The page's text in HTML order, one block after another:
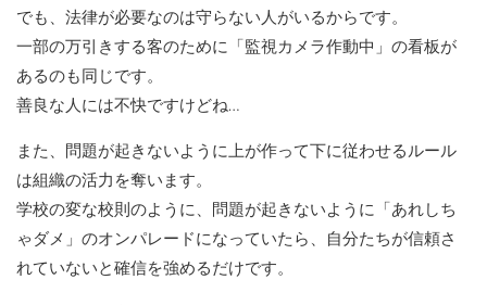
でも、法律が必要なのは守らない人がいるからです。
一部の万引きする客のために「監視カメラ作動中」の看板が
あるのも同じです。
善良な人には不快ですけどね…
また、問題が起きないように上が作って下に従わせるルール
は組織の活力を奪います。
学校の変な校則のように、問題が起きないように「あれしち
ゃダメ」のオンパレードになっていたら、自分たちが信頼さ
れていないと確信を強めるだけです。